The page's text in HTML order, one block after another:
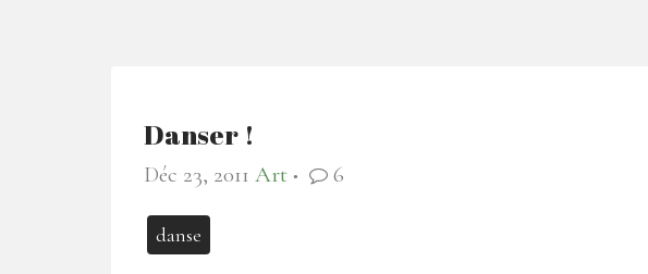
Danser !
Déc 23, 2011 Art ● 6
danse